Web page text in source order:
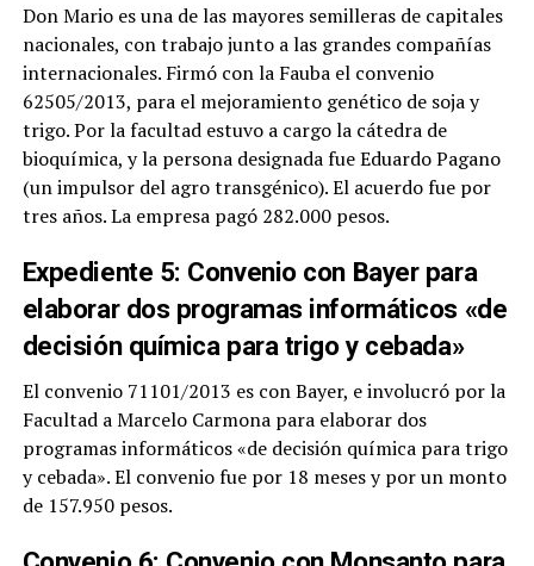
Don Mario es una de las mayores semilleras de capitales
nacionales, con trabajo junto a las grandes compañías
internacionales. Firmó con la Fauba el convenio
62505/2013, para el mejoramiento genético de soja y
trigo. Por la facultad estuvo a cargo la cátedra de
bioquímica, y la persona designada fue Eduardo Pagano
(un impulsor del agro transgénico). El acuerdo fue por
tres años. La empresa pagó 282.000 pesos.
Expediente 5: Convenio con Bayer para
elaborar dos programas informáticos «de
decisión química para trigo y cebada»
El convenio 71101/2013 es con Bayer, e involucró por la
Facultad a Marcelo Carmona para elaborar dos
programas informáticos «de decisión química para trigo
y cebada». El convenio fue por 18 meses y por un monto
de 157.950 pesos.